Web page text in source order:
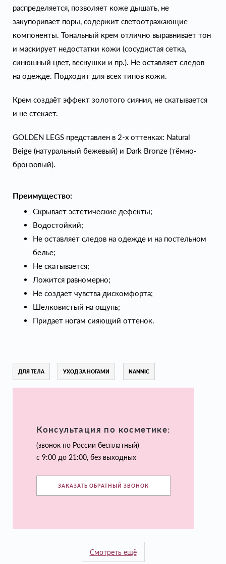
распределяется, позволяет коже дышать, не
закупоривает поры, содержит светоотражающие
компоненты. Тональный крем отлично выравнивает тон
и маскирует недостатки кожи (сосудистая сетка,
синюшный цвет, веснушки и пр.). Не оставляет следов
на одежде. Подходит для всех типов кожи.
Крем создаёт эффект золотого сияния, не скатывается
и не стекает.
GOLDEN LEGS представлен в 2-х оттенках: Natural
Beige (натуральный бежевый) и Dark Bronze (тёмно-
бронзовый).
Преимущество:
Скрывает эстетические дефекты;
Водостойкий;
Не оставляет следов на одежде и на постельном
белье;
Не скатывается;
Ложится равномерно;
Не создает чувства дискомфорта;
Шелковистый на ощупь;
Придает ногам сияющий оттенок.
ДЛЯ ТЕЛА УХОД ЗА НОГАМИ NANNIC
Консультация по косметике:
(звонок по России бесплатный)
с 9:00 до 21:00, без выходных
ЗАКАЗАТЬ ОБРАТНЫЙ ЗВОНОК
Смотреть ещё